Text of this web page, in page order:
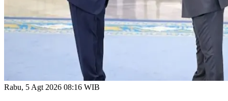
Rabu, 5 Agt 2026 08:16 WIB